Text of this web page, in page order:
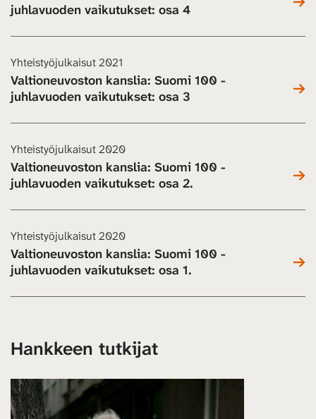
juhlavuoden vaikutukset: osa 4
Yhteistyöjulkaisut 2021
Valtioneuvoston kanslia: Suomi 100 -
juhlavuoden vaikutukset: osa 3
Yhteistyöjulkaisut 2020
Valtioneuvoston kanslia: Suomi 100 -
juhlavuoden vaikutukset: osa 2.
Yhteistyöjulkaisut 2020
Valtioneuvoston kanslia: Suomi 100 -
juhlavuoden vaikutukset: osa 1.
Hankkeen tutkijat